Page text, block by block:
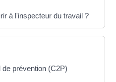
à l'inspecteur du travail ?
prévention (C2P)